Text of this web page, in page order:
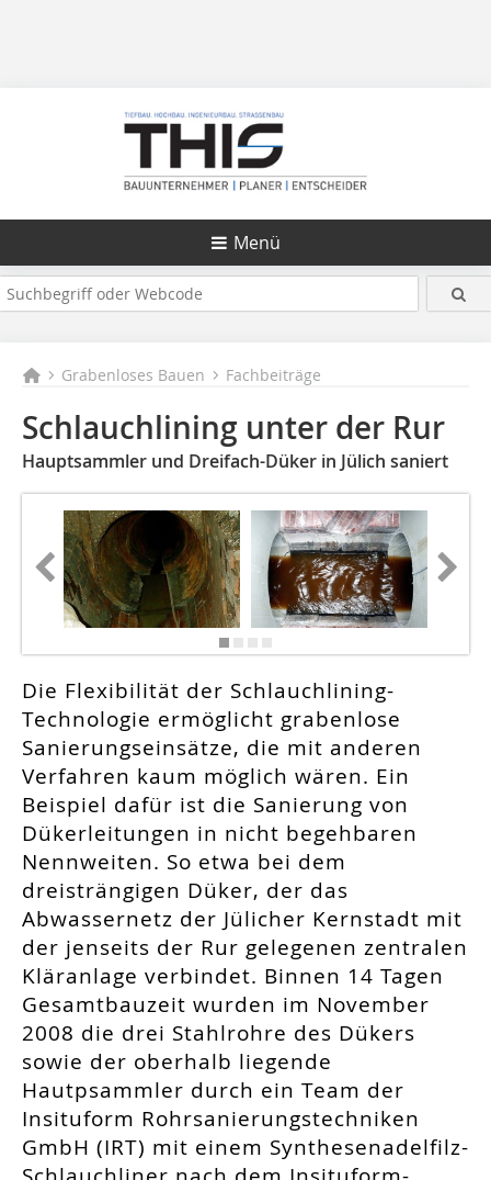
Menü
Grabenloses Bauen Fachbeiträge
Schlauchlining unter der Rur
Hauptsammler und Dreifach-Düker in Jülich saniert
Die Flexibilität der Schlauchlining-
Technologie ermöglicht grabenlose
Sanierungseinsätze, die mit anderen
Verfahren kaum möglich wären. Ein
Beispiel dafür ist die Sanierung von
Dükerleitungen in nicht begehbaren
Nennweiten. So etwa bei dem
dreisträngigen Düker, der das
Abwassernetz der Jülicher Kernstadt mit
der jenseits der Rur gelegenen zentralen
Kläranlage verbindet. Binnen 14 Tagen
Gesamtbauzeit wurden im November
2008 die drei Stahlrohre des Dükers
sowie der oberhalb liegende
Hautpsammler durch ein Team der
Insituform Rohrsanierungstechniken
GmbH (IRT) mit einem Synthesenadelfilz-